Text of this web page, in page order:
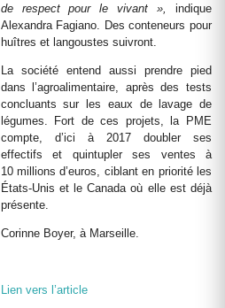
de respect pour le vivant »,
indique
Alexandra Fagiano. Des conteneurs pour
huîtres et langoustes suivront.
La société entend aussi prendre pied
dans l’agroalimentaire, après des tests
concluants sur les eaux de lavage de
légumes. Fort de ces projets, la PME
compte, d’ici à 2017 doubler ses
effectifs et quintupler ses ventes à
10 millions d’euros, ciblant en priorité les
États-Unis et le Canada où elle est déjà
présente.
Corinne Boyer, à Marseille.
Lien vers l’article